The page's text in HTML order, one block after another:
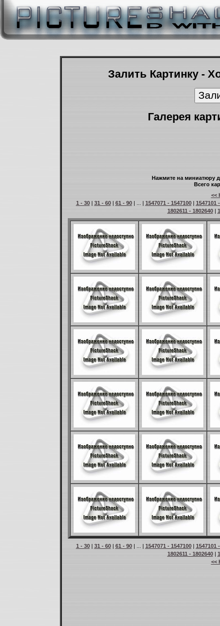
Залить Картинку -
Галерея
Нажмите на миниатюру
Всего
<<
1 - 30| 31 - 60| 61 - 90| ... | 1547071 - 1547100| 1547101
1802611 - 1802640|
1 - 30| 31 - 60| 61 - 90| ... | 1547071 - 1547100| 1547101
1802611 - 1802640|
<<